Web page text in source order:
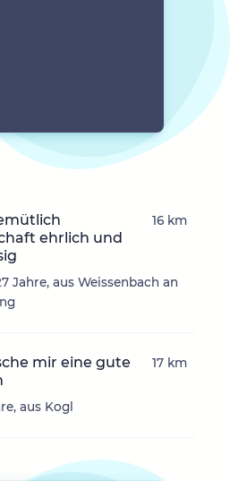
ehrlich und
Jahre, aus Weissenbach an
16 km
mir eine gute
aus Kogl
17 km